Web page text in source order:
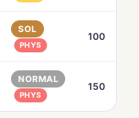
SOL
PHYS
100
NORMAL
PHYS
150